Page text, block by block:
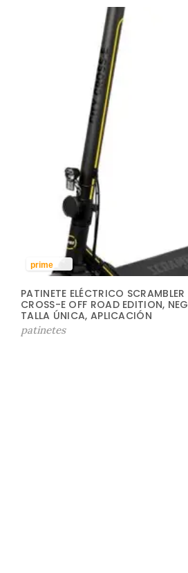
prime
PATINETE ELÉCTRICO
CROSS-E OFF ROAD EDITION,
TALLA ÚNICA, APLICACIÓN
patinetes